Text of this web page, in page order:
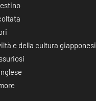
e della cultura giapponesi